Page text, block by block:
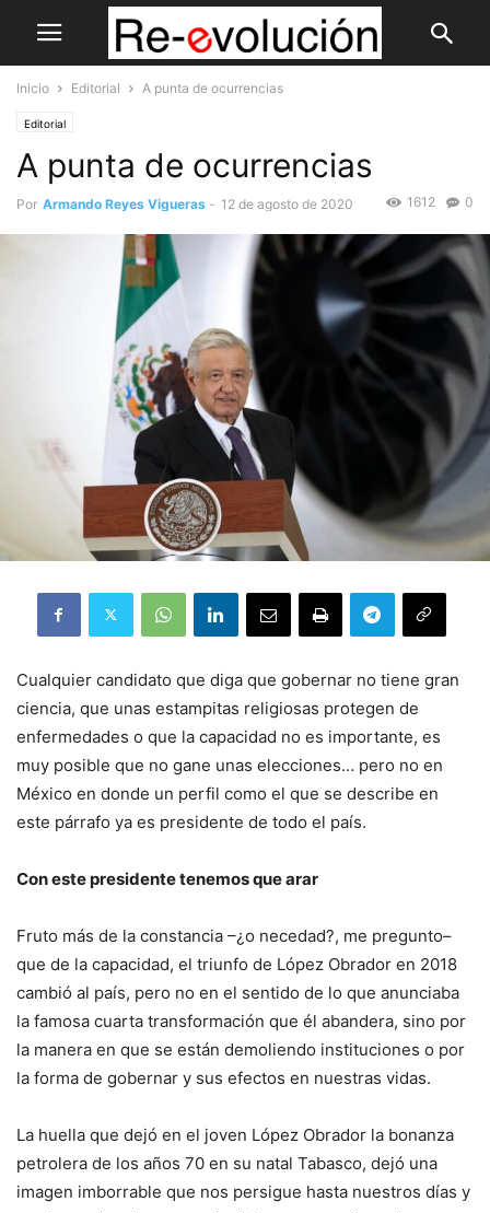
Inicio Editorial A punta de ocurrencias
Editorial
A punta de ocurrencias
Por Armando Reyes Vigueras - 12 de agosto de 2020 0
1612
Cualquier candidato que diga que gobernar no tiene gran
ciencia, que unas estampitas religiosas protegen de
enfermedades o que la capacidad no es importante, es
muy posible que no gane unas elecciones… pero no en
México en donde un perfil como el que se describe en
este párrafo ya es presidente de todo el país.
Con este presidente tenemos que arar
Fruto más de la constancia –¿o necedad?, me pregunto–
que de la capacidad, el triunfo de López Obrador en 2018
cambió al país, pero no en el sentido de lo que anunciaba
la famosa cuarta transformación que él abandera, sino por
la manera en que se están demoliendo instituciones o por
la forma de gobernar y sus efectos en nuestras vidas.
La huella que dejó en el joven López Obrador la bonanza
petrolera de los años 70 en su natal Tabasco, dejó una
imagen imborrable que nos persigue hasta nuestros días y